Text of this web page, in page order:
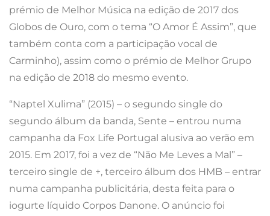
prémio de Melhor Música na edição de 2017 dos
Globos de Ouro, com o tema “O Amor É Assim”, que
também conta com a participação vocal de
Carminho), assim como o prémio de Melhor Grupo
na edição de 2018 do mesmo evento.
“Naptel Xulima” (2015) – o segundo single do
segundo álbum da banda, Sente – entrou numa
campanha da Fox Life Portugal alusiva ao verão em
2015. Em 2017, foi a vez de “Não Me Leves a Mal” –
terceiro single de +, terceiro álbum dos HMB – entrar
numa campanha publicitária, desta feita para o
iogurte líquido Corpos Danone. O anúncio foi